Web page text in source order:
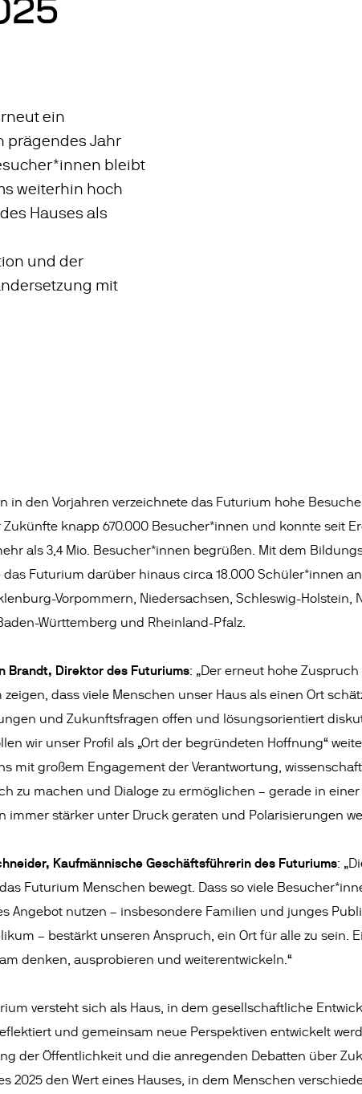
ein
prägendes Jahr
bleibt
weiterhin hoch
Hauses als
und der
mit
in den Vorjahren verzeichnete das Futurium hohe
Zukünfte knapp 670.000 Besucher*innen und konnte seit
als 3,4 Mio. Besucher*innen begrüßen. Mit dem
Futurium darüber hinaus circa 18.000 Schüler*innen
Vorpommern, Niedersachsen, Schleswig-Holstein,
Württemberg und Rheinland-Pfalz.
Brandt, Direktor des Futuriums: „Der erneut hohe
zeigen, dass viele Menschen unser Haus als einen Ort
und Zukunftsfragen offen und lösungsorientiert
wir unser Profil als „Ort der begründeten Hoffnung“
mit großem Engagement der Verantwortung,
zu machen und Dialoge zu ermöglichen – gerade in
immer stärker unter Druck geraten und Polarisierungen
Kaufmännische Geschäftsführerin des Futuriums:
Futurium Menschen bewegt. Dass so viele
Angebot nutzen – insbesondere Familien und junges
– bestärkt unseren Anspruch, ein Ort für alle zu sein.
denken, ausprobieren und weiterentwickeln.“
versteht sich als Haus, in dem gesellschaftliche
und gemeinsam neue Perspektiven entwickelt
der Öffentlichkeit und die anregenden Debatten über
2025 den Wert eines Hauses, in dem Menschen